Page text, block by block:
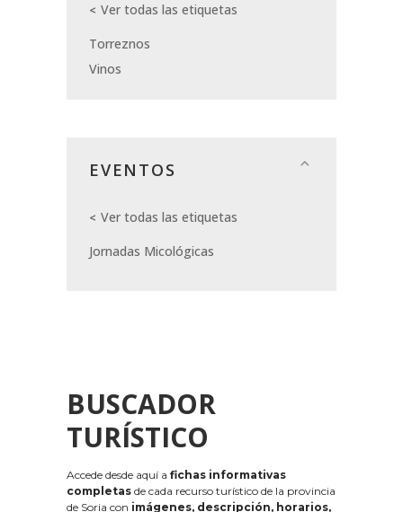
Ver todas las etiquetas
Torreznos
Vinos
EVENTOS
Ver todas las etiquetas
Jornadas Micológicas
BUSCADOR
TURÍSTICO
Accede desde aquí a fichas informativas
completas de cada recurso turístico de la provincia
de Soria con imágenes, descripción, horarios,